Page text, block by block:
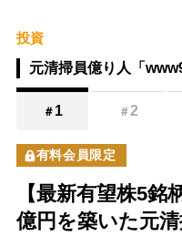
投資
元清掃員億り人「
＃ 1 ＃2
有料会員限定
【最新有望株5
億円を築いた元